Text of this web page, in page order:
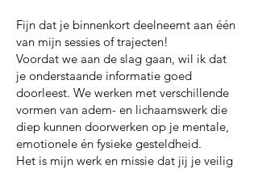
Fijn dat je binnenkort deelneemt aan één
van mijn sessies of trajecten!
Voordat we aan de slag gaan, wil ik dat
je onderstaande informatie goed
doorleest. We werken met verschillende
vormen van adem- en lichaamswerk die
diep kunnen doorwerken op je mentale,
emotionele én fysieke gesteldheid.
Het is mijn werk en missie dat jij je veilig